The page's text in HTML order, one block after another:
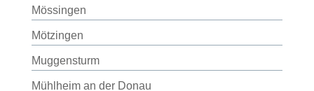
Mössingen
Mötzingen
Muggensturm
Mühlheim an der Donau